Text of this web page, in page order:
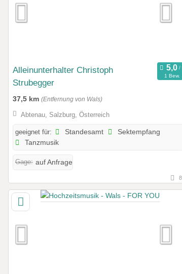
Alleinunterhalter Christoph
Strubegger
1 Bew.
37,5 km (Entfernung von Wals)
Abtenau, Salzburg, Österreich
geeignet für: Standesamt
Sektempfang
Tanzmusik
Gage: auf Anfrage